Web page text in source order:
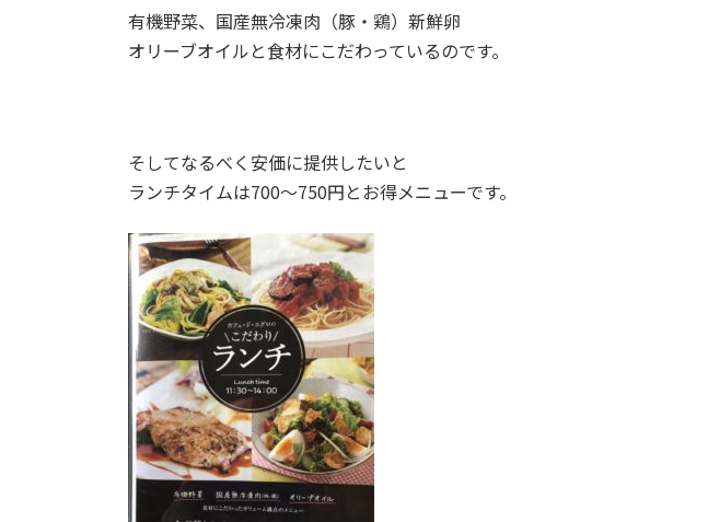
有機野菜、国産無冷凍肉（豚・鶏）新鮮卵
オリーブオイルと食材にこだわっているのです。
そしてなるべく安価に提供したいと
ランチタイムは700～750円とお得メニューです。